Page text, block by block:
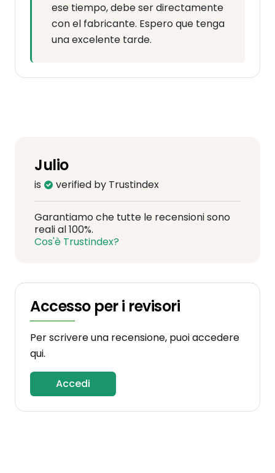
ese tiempo, debe ser directamente
con el fabricante. Espero que tenga
una excelente tarde.
Julio
is verified by Trustindex
Garantiamo che tutte le recensioni sono
reali al 100%.
Cos'è Trustindex?
Accesso per i revisori
Per scrivere una recensione, puoi accedere
qui.
Accedi